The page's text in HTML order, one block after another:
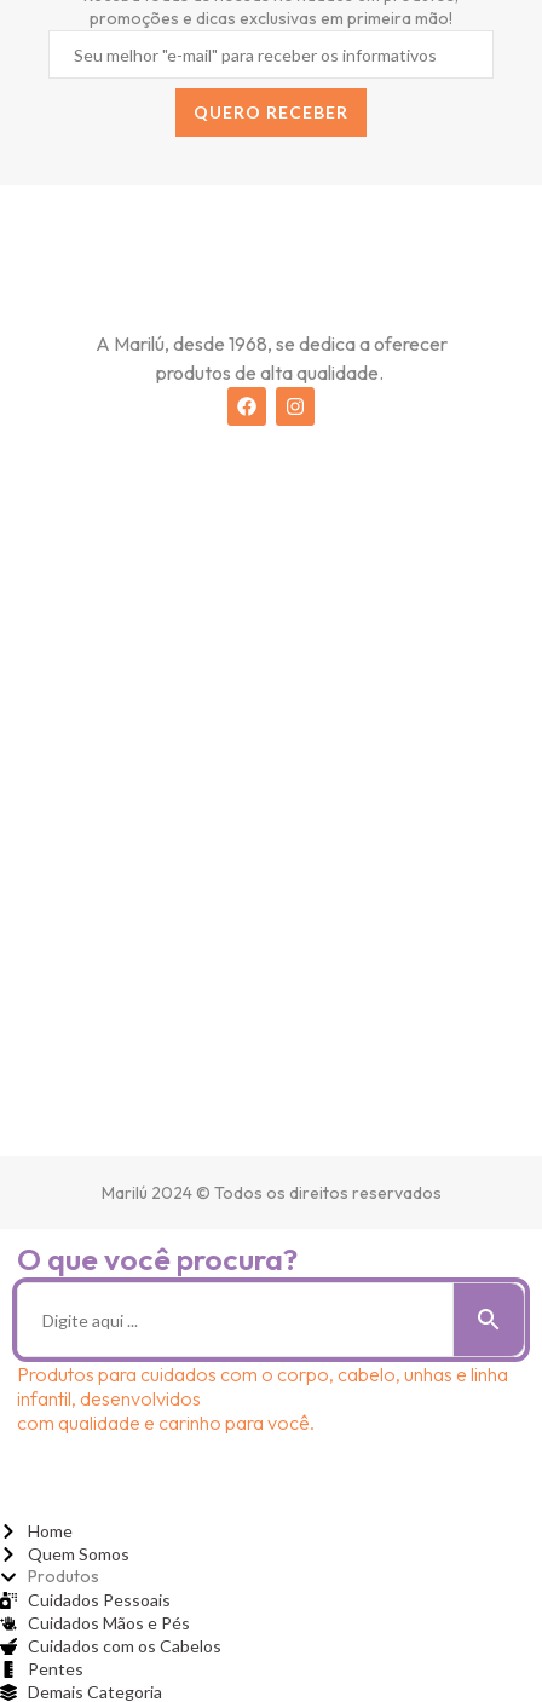
promoções e dicas exclusivas em primeira mão!
QUERO RECEBER
A Marilú, desde 1968, se dedica a oferecer
produtos de alta qualidade.
Marilú 2024 © Todos os direitos reservados
O que você procura?
Produtos para cuidados com o corpo, cabelo, unhas e linha
infantil, desenvolvidos
com qualidade e carinho para você.
Home
Quem Somos
Produtos
Cuidados Pessoais
Cuidados Mãos e Pés
Cuidados com os Cabelos
Pentes
Demais Categoria